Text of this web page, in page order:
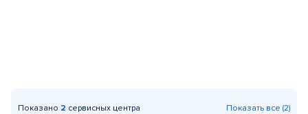
Показано 2 сервисных центра Показать все (2)